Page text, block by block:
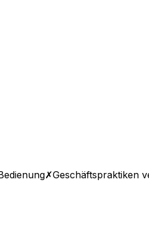
✗Geschäftspraktiken